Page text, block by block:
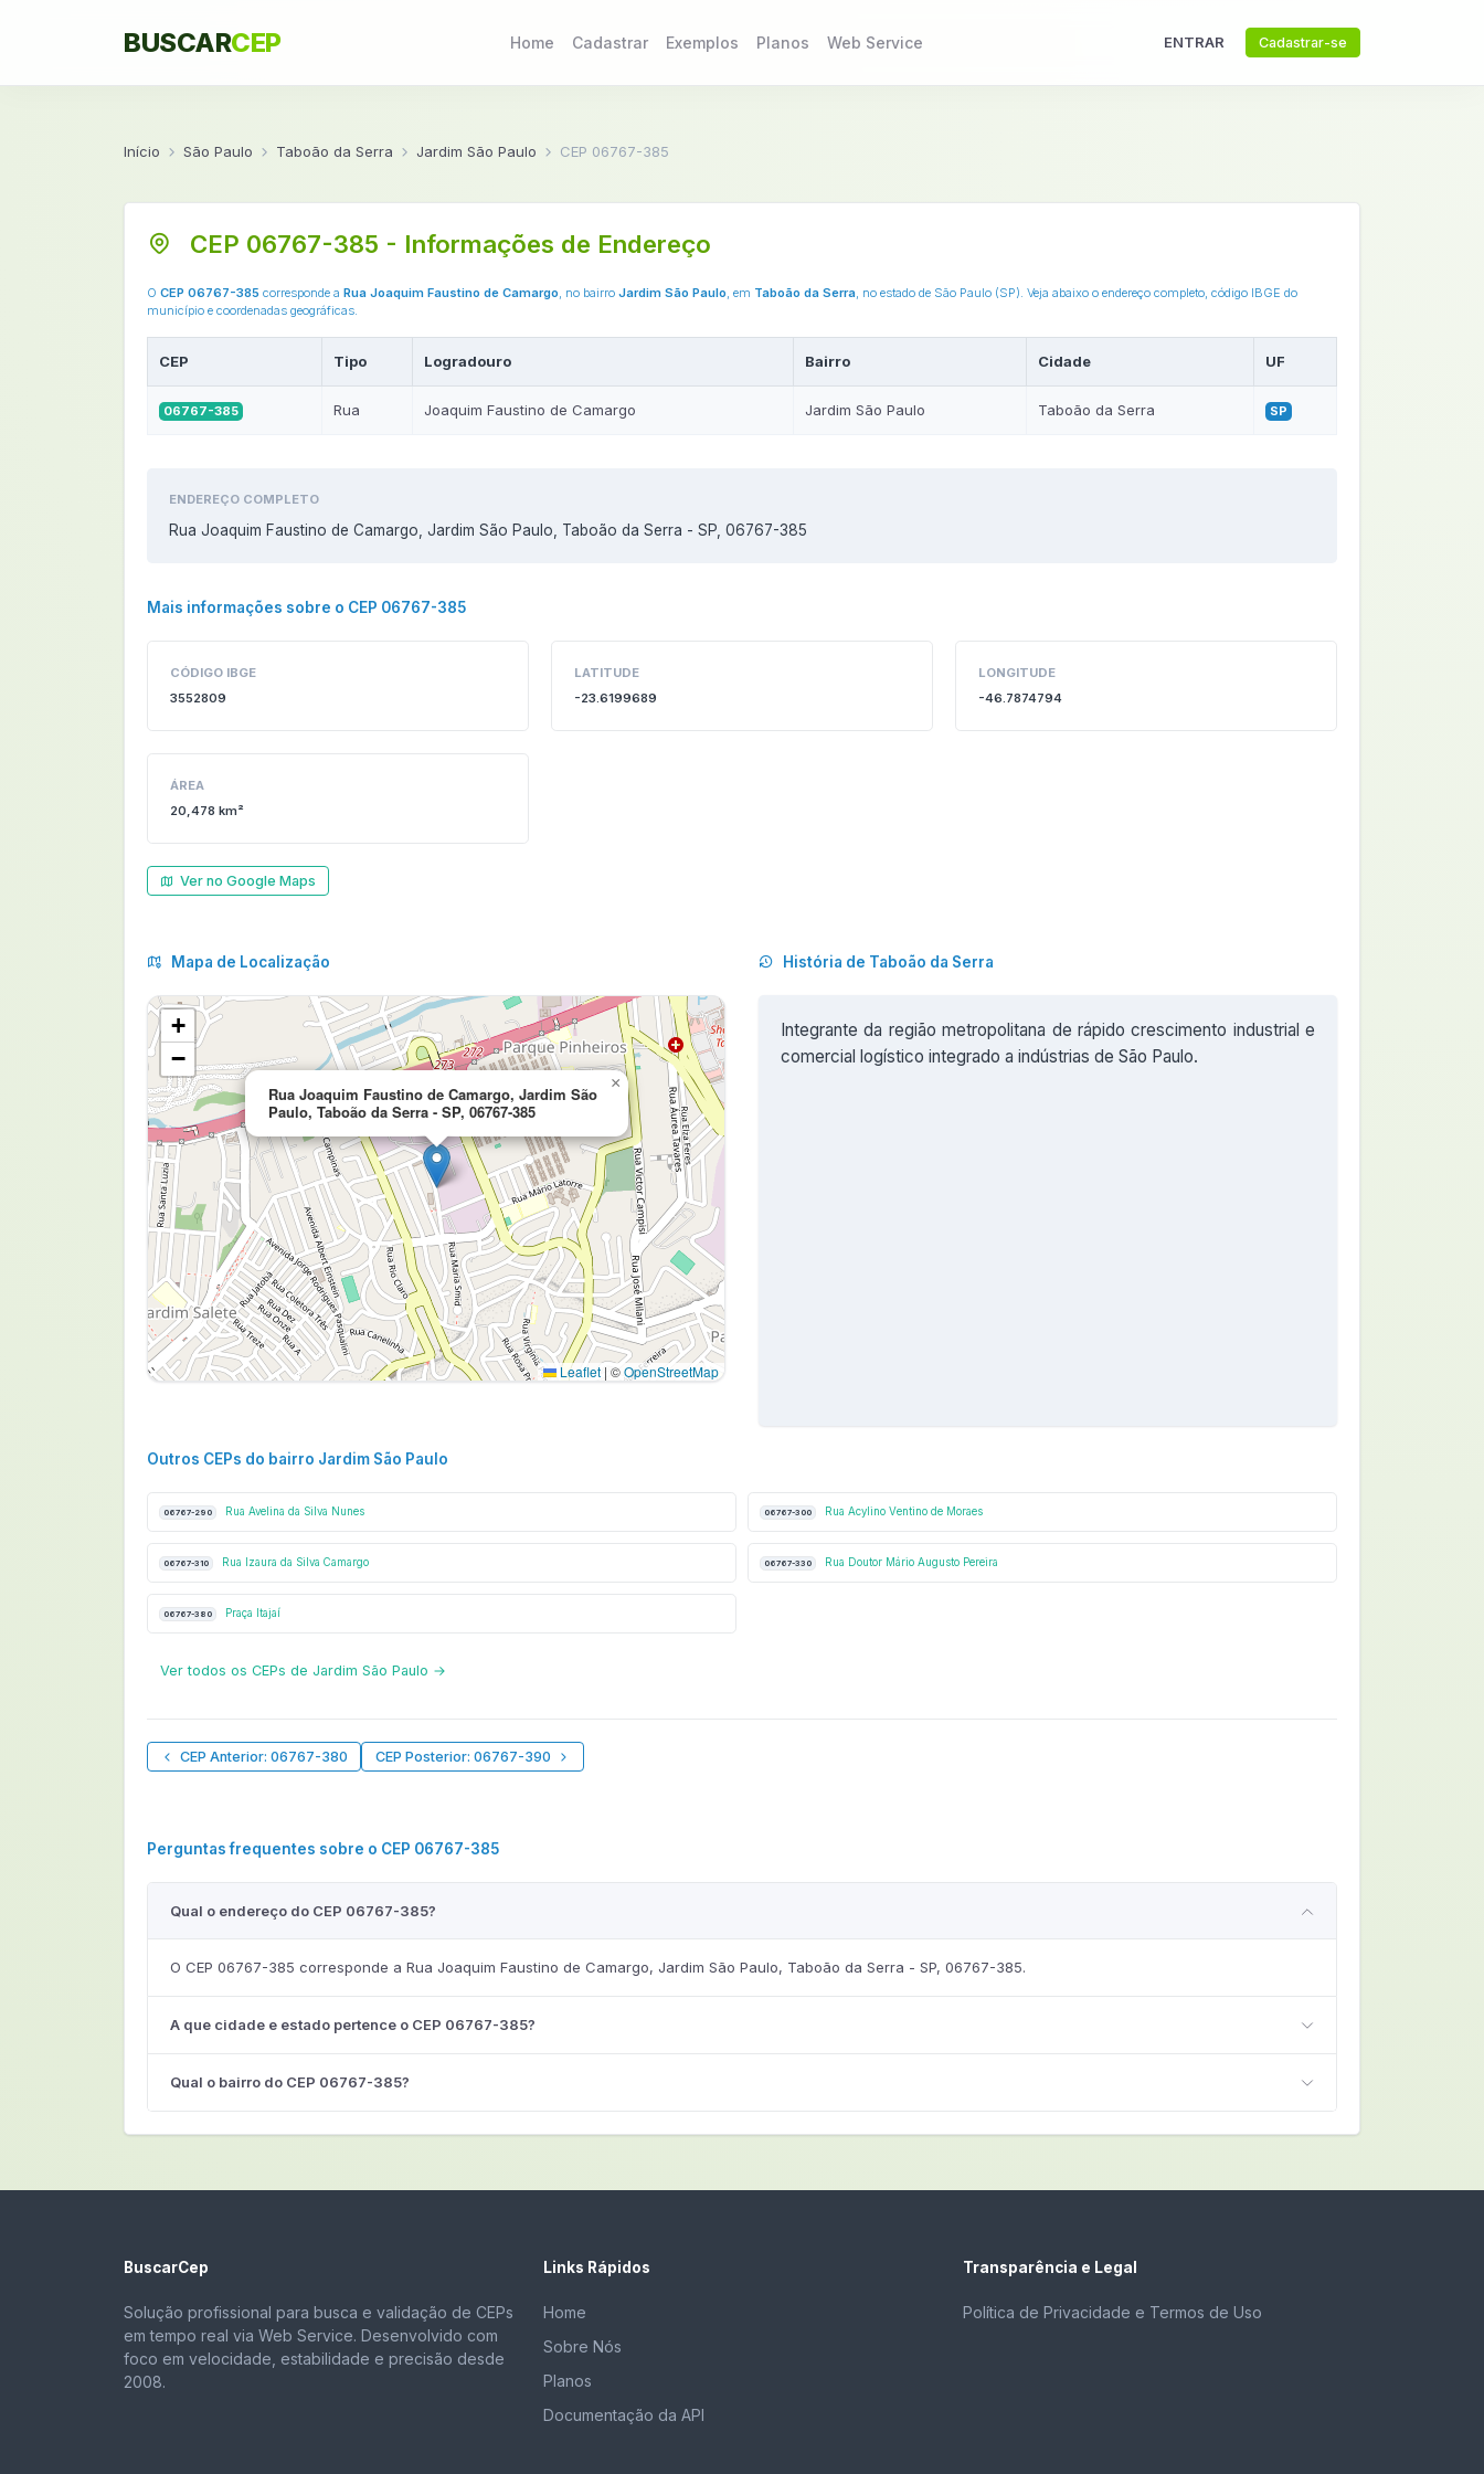
BUSCARCEP Home Cadastrar Exemplos Planos Web Service ENTRAR Cadastrar-se
Início São Paulo Taboão da Serra Jardim São Paulo CEP 06767-385
CEP 06767-385 - Informações de Endereço
O CEP 06767-385 corresponde a Rua Joaquim Faustino de Camargo, no bairro Jardim São Paulo, em Taboão da Serra, no estado de São Paulo (SP). Veja abaixo o endereço completo, código IBGE do
município e coordenadas geográficas.
CEP Tipo Logradouro Bairro Cidade UF
06767-385 Rua Joaquim Faustino de Camargo Jardim São Paulo Taboão da Serra SP
ENDEREÇO COMPLETO
Rua Joaquim Faustino de Camargo, Jardim São Paulo, Taboão da Serra - SP, 06767-385
Mais informações sobre o CEP 06767-385
CÓDIGO IBGE
3552809
LATITUDE
-23.6199689
LONGITUDE
-46.7874794
ÁREA
20,478 km²
Ver no Google Maps
Mapa de Localização
Rua Joaquim Faustino de Camargo, Jardim São
Paulo, Taboão da Serra - SP, 06767-385
×
+
−
Leaflet | ©OpenStreetMap
História de Taboão da Serra
Integrante da região metropolitana de rápido crescimento industrial e
comercial logístico integrado a indústrias de São Paulo.
Outros CEPs do bairro Jardim São Paulo
06767-290 Rua Avelina da Silva Nunes 06767-300 Rua Acylino Ventino de Moraes
06767-310 Rua Izaura da Silva Camargo 06767-330 Rua Doutor Mário Augusto Pereira
06767-380 Praça Itajaí
Ver todos os CEPs de Jardim São Paulo →
CEP Anterior: 06767-380 CEP Posterior: 06767-390
Perguntas frequentes sobre o CEP 06767-385
Qual o endereço do CEP 06767-385?
O CEP 06767-385 corresponde a Rua Joaquim Faustino de Camargo, Jardim São Paulo, Taboão da Serra - SP, 06767-385.
A que cidade e estado pertence o CEP 06767-385?
Qual o bairro do CEP 06767-385?
BuscarCep
Solução profissional para busca e validação de CEPs
em tempo real via Web Service. Desenvolvido com
foco em velocidade, estabilidade e precisão desde
2008.
Links Rápidos
Home
Sobre Nós
Planos
Documentação da API
Transparência e Legal
Política de Privacidade e Termos de Uso